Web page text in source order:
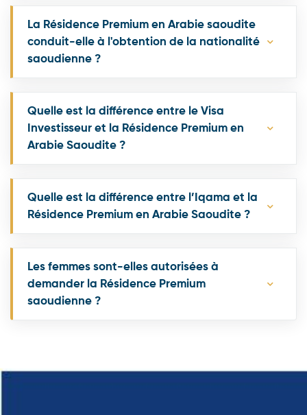
La Résidence Premium en Arabie saoudite
conduit-elle à l'obtention de la nationalité
saoudienne ?
Quelle est la différence entre le Visa
Investisseur et la Résidence Premium en
Arabie Saoudite ?
Quelle est la différence entre l’Iqama et la
Résidence Premium en Arabie Saoudite ?
Les femmes sont-elles autorisées à
demander la Résidence Premium
saoudienne ?